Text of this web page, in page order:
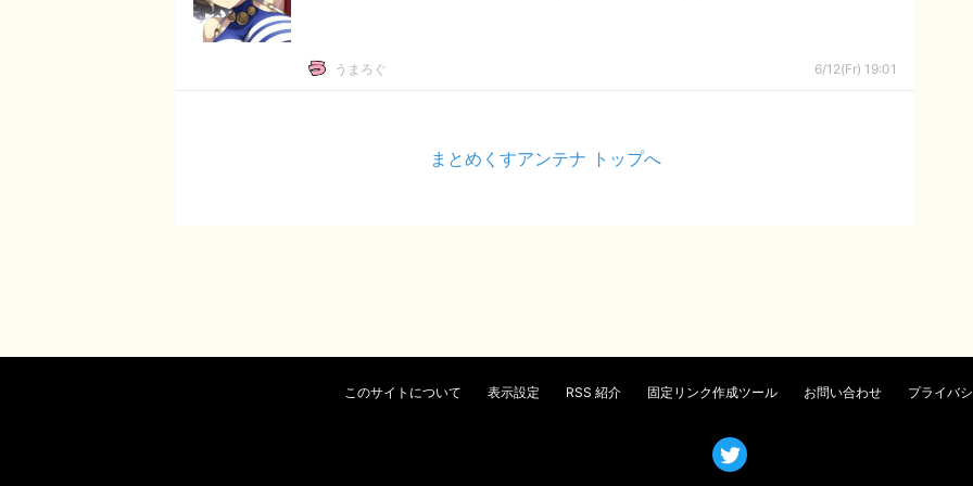
うまろぐ 6/12(Fr) 19:01
まとめくすアンテナ トップへ
このサイトについて 表示設定 RSS 紹介 固定リンク作成ツール お問い合わせ プライバ